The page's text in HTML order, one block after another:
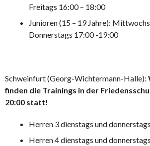
Freitags 16:00 – 18:00
Junioren (15 – 19 Jahre):
Donnerstags 17:00 -19:00
Schweinfurt (Georg-Wichtermann-Halle):
finden die Trainings in der
20:00 statt!
Herren 3 dienstags und
Herren 4 dienstags und